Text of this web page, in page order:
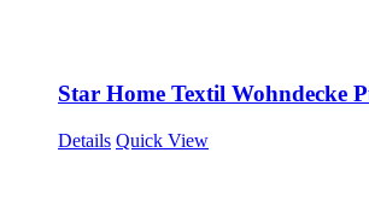
Star Home Textil Wohndecke
Details Quick View